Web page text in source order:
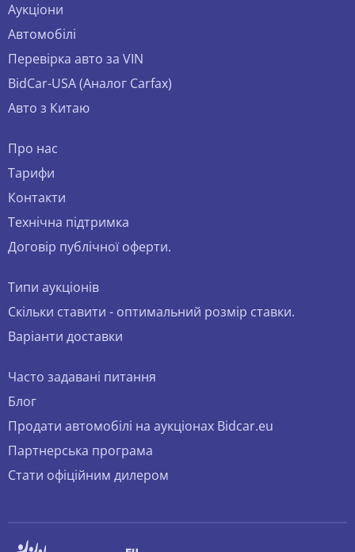
Аукціони
Автомобілі
Перевірка авто за VIN
BidCar-USA (Аналог Carfax)
Авто з Китаю
Про нас
Тарифи
Контакти
Технічна підтримка
Договір публічної оферти.
Типи аукціонів
Скільки ставити - оптимальний розмір ставки.
Варіанти доставки
Часто задавані питання
Блог
Продати автомобілі на аукціонах Bidcar.eu
Партнерська програма
Стати офіційним дилером